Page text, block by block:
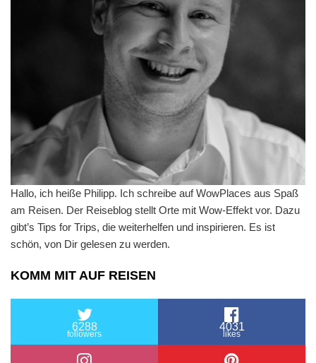
Hallo, ich heiße Philipp. Ich schreibe auf WowPlaces aus Spaß
am Reisen. Der Reiseblog stellt Orte mit Wow-Effekt vor. Dazu
gibt’s Tips for Trips, die weiterhelfen und inspirieren. Es ist
schön, von Dir gelesen zu werden.
KOMM MIT AUF REISEN
6288
followers
4031
likes